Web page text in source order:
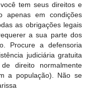
tem seus direitos e
apenas em condições
as obrigações legais
a sua parte dos
Procure a defensoria
judiciária gratuita
direito normalmente
a população). Não se